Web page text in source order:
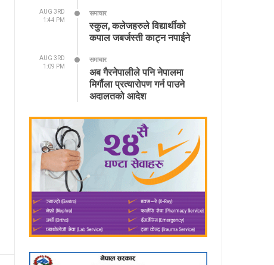
AUG 3RD
1:44 PM
समाचार
स्कुल, कलेजहरुले विद्यार्थीको
कपाल जबर्जस्ती काट्न नपाईने
AUG 3RD
1:09 PM
समाचार
अब गैरनेपालीले पनि नेपालमा
मिर्गौला प्रत्यारोपण गर्न पाउने
अदालतको आदेश